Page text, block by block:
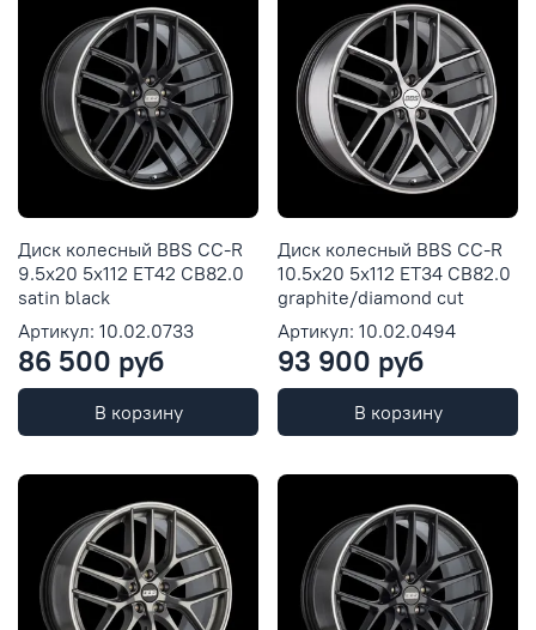
Диск колесный BBS CC-R
9.5x20 5x112 ET42 CB82.0
satin black
Артикул: 10.02.0733
86 500 руб
В корзину
Диск колесный BBS CC-R
10.5x20 5x112 ET34 CB82.0
graphite/diamond cut
Артикул: 10.02.0494
93 900 руб
В корзину